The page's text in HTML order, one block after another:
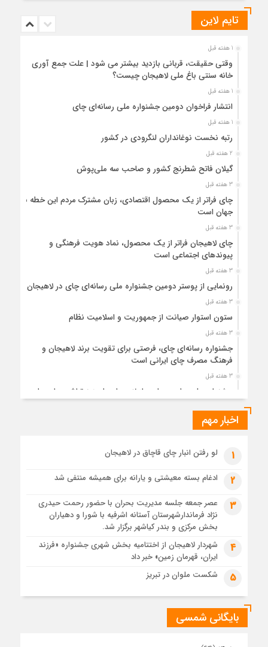
تایم لاین
1 هفته قبل
وقتی حقیقت، قربانی بازدید بیشتر می شود | علت جمع آوری
خانه سنتی باغ ملی لاهیجان چیست؟
1 هفته قبل
انتشار فراخوان دومین جشنواره ملی رسانه‌ای چای
1 هفته قبل
رتبه نخست نوغانداران لنگرودی در کشور
2 هفته قبل
گیلان فاتح شطرنج کشور و صاحب سه ملی‌پوش
3 هفته قبل
چای فراتر از یک محصول اقتصادی، زبان مشترک مردم این خطه با
جهان است
3 هفته قبل
چای لاهیجان فراتر از یک محصول، نماد هویت فرهنگی و
پیوندهای اجتماعی است
3 هفته قبل
رونمایی از پوستر دومین جشنواره ملی رسانه‌ای چای در لاهیجان
3 هفته قبل
ستون استوار صیانت از جمهوریت و اسلامیت نظام
3 هفته قبل
جشنواره رسانه‌ای چای، فرصتی برای تقویت برند لاهیجان و
فرهنگ مصرف چای ایرانی است
3 هفته قبل
جشنواره ملی چای، حمایت از لاهیجان یا هزینه‌تراشی برای چای
1 ماه قبل
1 ماه قبل
رئوف
تصاویر هوایی مراسم تشییع پیکر مطهر آقای شهید ایران – مشهد
مراسم تشییع پیکر مطهر آقای شهید ایران – مشهد
تصاویری از تراکم جمعیت حاضر در میدان ثورهالعشرین نجف
اشرف
اخبار مهم
1 لو رفتن انبار چای قاچاق در لاهیجان
2 ادغام بسته معیشتی و یارانه برای همیشه منتفی شد
3
عصر جمعه جلسه مدیریت بحران با حضور رحمت حیدری
نژاد فرماندارشهرستان آستانه اشرفیه با شورا و دهیاران
بخش مرکزی و بندر کیاشهر برگزار شد.
4
شهردار لاهیجان از اختتامیه بخش شهری جشنواره «فرزند
ایران، قهرمان زمین» خبر داد
5 شکست ملوان در تبریز
بایگانی شمسی